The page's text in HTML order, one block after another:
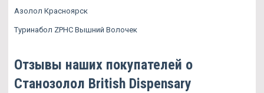
Азолол Красноярск
Туринабол ZPHC Вышний Волочек
Отзывы наших покупателей о
Станозолол British Dispensary